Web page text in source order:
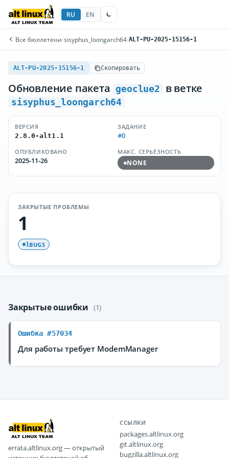
RU EN
Все бюллетени/sisyphus_loongarch64/ALT-PU-2025-15156-1
ALT-PU-2025-15156-1 Скопировать
Обновление пакета geoclue2 в ветке
sisyphus_loongarch64
ВЕРСИЯ
2.8.0-alt1.1
ЗАДАНИЕ
#0
ОПУБЛИКОВАНО
2025-11-26
МАКС. СЕРЬЁЗНОСТЬ
NONE
ЗАКРЫТЫЕ ПРОБЛЕМЫ
1
1BUGS
Закрытые ошибки (1)
Ошибка #57034
Для работы требует ModemManager
errata.altlinux.org — открытый
ССЫЛКИ
packages.altlinux.org
git.altlinux.org
bugzilla.altlinux.org